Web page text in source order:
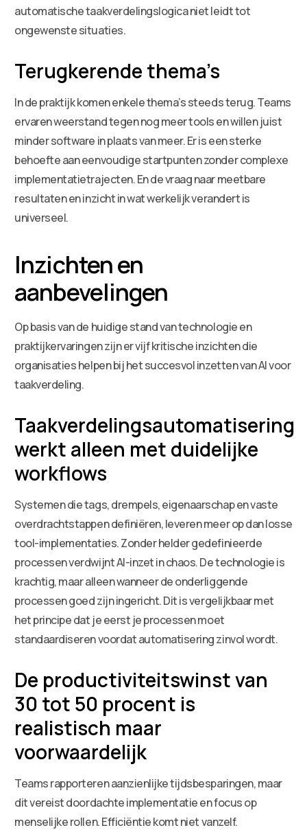
automatische taakverdelingslogica niet leidt tot
ongewenste situaties.
Terugkerende thema’s
In de praktijk komen enkele thema’s steeds terug. Teams
ervaren weerstand tegen nog meer tools en willen juist
minder software in plaats van meer. Er is een sterke
behoefte aan eenvoudige startpunten zonder complexe
implementatietrajecten. En de vraag naar meetbare
resultaten en inzicht in wat werkelijk verandert is
universeel.
Inzichten en
aanbevelingen
Op basis van de huidige stand van technologie en
praktijkervaringen zijn er vijf kritische inzichten die
organisaties helpen bij het succesvol inzetten van AI voor
taakverdeling.
Taakverdelingsautomatisering
werkt alleen met duidelijke
workflows
Systemen die tags, drempels, eigenaarschap en vaste
overdrachtstappen definiëren, leveren meer op dan losse
tool-implementaties. Zonder helder gedefinieerde
processen verdwijnt AI-inzet in chaos. De technologie is
krachtig, maar alleen wanneer de onderliggende
processen goed zijn ingericht. Dit is vergelijkbaar met
het principe dat je eerst je processen moet
standaardiseren voordat automatisering zinvol wordt.
De productiviteitswinst van
30 tot 50 procent is
realistisch maar
voorwaardelijk
Teams rapporteren aanzienlijke tijdsbesparingen, maar
dit vereist doordachte implementatie en focus op
menselijke rollen. Efficiëntie komt niet vanzelf.